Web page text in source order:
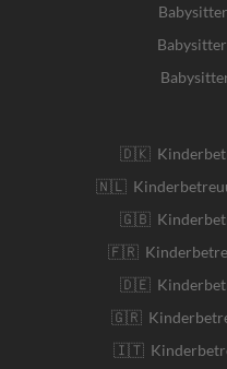
🇩🇰
🇳🇱
🇬🇧
🇫🇷
🇩🇪
🇬🇷
🇮🇹